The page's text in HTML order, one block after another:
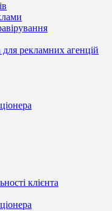
рекламних агенцій
клієнта